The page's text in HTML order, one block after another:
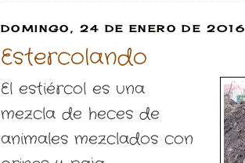
DOMINGO, 24 DE ENERO DE 2016
Estercolando
El estiércol es una
mezcla de heces de
animales mezclados con